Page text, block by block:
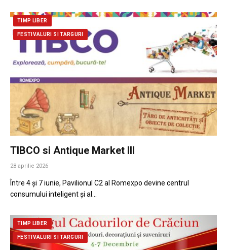
TIMP LIBER
FESTIVALURI SI TARGURI
TIBCO si Antique Market III
28 aprilie 2026
Între 4 și 7 iunie, Pavilionul C2 al Romexpo devine centrul
consumului inteligent și al…
TIMP LIBER
FESTIVALURI SI TARGURI